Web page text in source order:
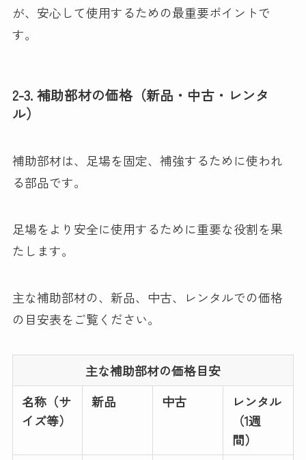
が、安心して使用するための最重要ポイントで
す。
2-3. 補助部材の価格（新品・中古・レンタ
ル）
補助部材は、足場を固定、補強するために使われ
る部品です。
足場をより安全に使用するために重要な役割を果
たします。
主な補助部材の、新品、中古、レンタルでの価格
の目安表をご覧ください。
主な補助部材の価格目安
名称（サ
イズ等）
新品 中古
レンタル
（1週
間）